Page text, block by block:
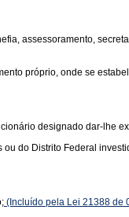
assessoramento,
próprio, onde se
designado dar-lhe
do Distrito Federal
(Incluído pela Lei 21388 de